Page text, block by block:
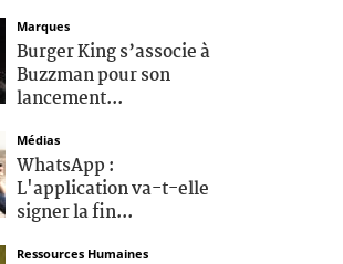
Marques
Burger King s’associe à
Buzzman pour son
lancement...
Médias
WhatsApp :
L'application va-t-elle
signer la fin...
Ressources Humaines